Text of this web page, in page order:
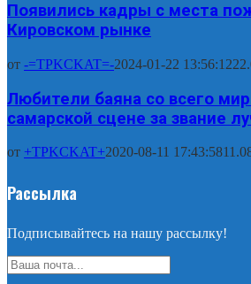
Появились кадры с места
Кировском рынке
от -=TPKCKAT=-2024-01-22 13:56:12
Любители баяна со всего
самарской сцене за звание
от +TPKCKAT+2020-08-11 17:43:58
Рассылка
Подписывайтесь на нашу рассылку!